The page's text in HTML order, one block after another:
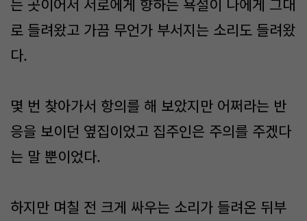
는 곳이어서 서로에게 향하는 욕설이 나에게 그대
로 들려왔고 가끔 무언가 부서지는 소리도 들려왔
다.
몇 번 찾아가서 항의를 해 보았지만 어쩌라는 반
응을 보이던 옆집이었고 집주인은 주의를 주겠다
는 말 뿐이었다.
하지만 며칠 전 크게 싸우는 소리가 들려온 뒤부